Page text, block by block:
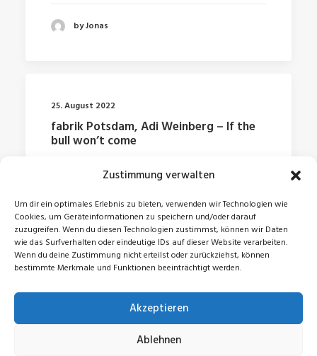
Zustimmung verwalten
Um dir ein optimales Erlebnis zu bieten, verwenden wir Technologien wie
Cookies, um Geräteinformationen zu speichern und/oder darauf
zuzugreifen. Wenn du diesen Technologien zustimmst, können wir Daten
wie das Surfverhalten oder eindeutige IDs auf dieser Website verarbeiten.
Wenn du deine Zustimmung nicht erteilst oder zurückziehst, können
bestimmte Merkmale und Funktionen beeinträchtigt werden.
Akzeptieren
Ablehnen
by Jonas
25. August 2022
fabrik Potsdam, Adi Weinberg – If the
bull won’t come
© 2026 Jonas Zeidler. All rights reserved